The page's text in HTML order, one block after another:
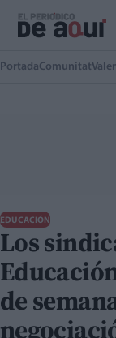
PortadaComunitat
EDUCACIÓN
Los
de